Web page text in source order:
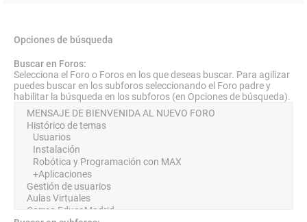
Opciones de búsqueda
Buscar en Foros:
Selecciona el Foro o Foros en los que deseas buscar. Para agilizar
puedes buscar en los subforos seleccionando el Foro padre y
habilitar la búsqueda en los subforos (en Opciones de búsqueda).